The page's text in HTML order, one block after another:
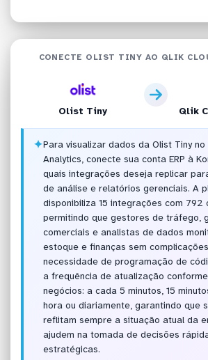
CONECTE OLIST TINY AO QLIK
Olist Tiny Qlik
✦Para visualizar dados da Olist Tiny no
Analytics, conecte sua conta ERP à
quais integrações deseja replicar
de análise e relatórios gerenciais. A
disponibiliza 15 integrações com 792
permitindo que gestores de tráfego,
comerciais e analistas de dados
estoque e finanças sem
necessidade de programação de
a frequência de atualização
negócios: a cada 5 minutos, 15
hora ou diariamente, garantindo que
reflitam sempre a situação atual da
ajudem na tomada de decisões
estratégicas.